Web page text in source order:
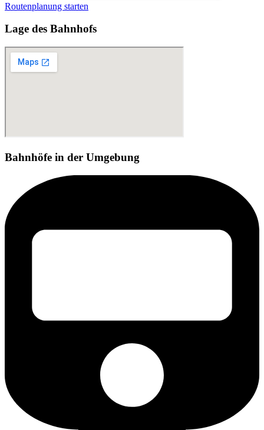
Routenplanung starten
Lage des Bahnhofs
Bahnhöfe in der Umgebung